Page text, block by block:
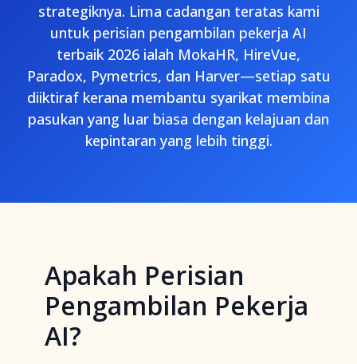
strategiknya. Lima cadangan teratas kami
untuk perisian pengambilan pekerja AI
terbaik 2026 ialah MokaHR, HireVue,
Paradox, Pymetrics, dan Harver—setiap satu
diiktiraf kerana membantu syarikat membina
pasukan yang luar biasa dengan kelajuan dan
kepintaran yang lebih tinggi.
Apakah Perisian
Pengambilan Pekerja
AI?